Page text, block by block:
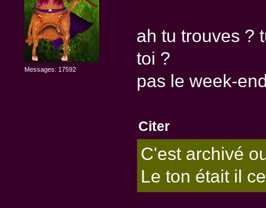
Messages: 17592
ah tu trouves ?
toi ?
pas le week-
Citer
C'est archivé
Le ton était il